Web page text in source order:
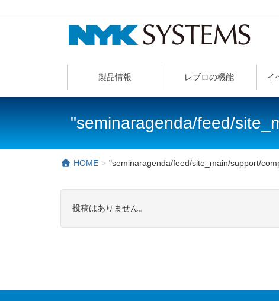
製品情報 レブロの機能 イ
"seminaragenda/feed/
HOME "seminaragenda/feed/site_main/support/
投稿はありません。